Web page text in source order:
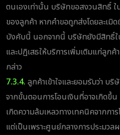
ตนเองเท่านั้น บริษัทขอสงวนสิทธิ์ ใ
ของลูกค้า หากคำขอถูกส่งโดยละเมิ
บังคับนี้ นอกจากนี้ บริษัทยังมีสิทธิ์ใ
และปฏิเสธให้บริการเพิ่มเติมแก่ลูก
กล่าว
7.3.4. ลูกค้าเข้าใจและยอมรับว่า บริ
จากขั้นตอนการโอนเงินที่อาจเกิดขึ้
เกิดความล้มเหลวทางเทคนิคจากก
แต่เป็นเพราะศูนย์กลางการประมวล